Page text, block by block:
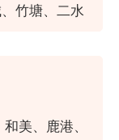
竹塘、二水
美、鹿港、